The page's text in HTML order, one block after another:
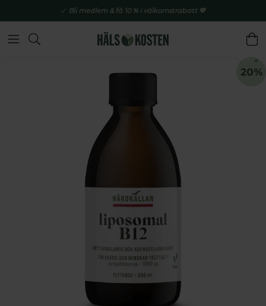
Bli medlem & få 10 % i välkomstrabatt 💚